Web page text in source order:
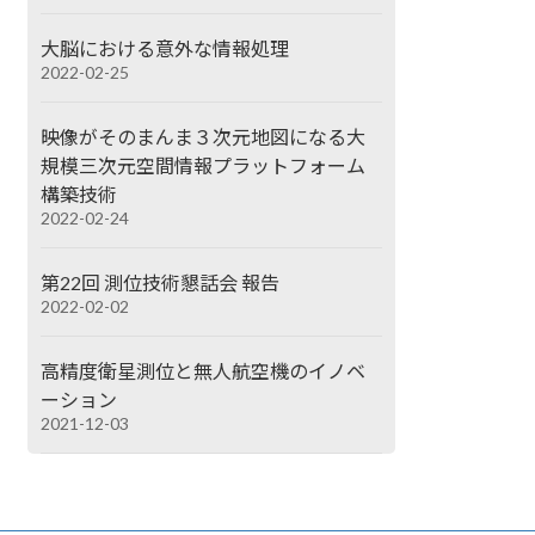
大脳における意外な情報処理
2022-02-25
映像がそのまんま３次元地図になる大
規模三次元空間情報プラットフォーム
構築技術
2022-02-24
第22回 測位技術懇話会 報告
2022-02-02
高精度衛星測位と無人航空機のイノベ
ーション
2021-12-03